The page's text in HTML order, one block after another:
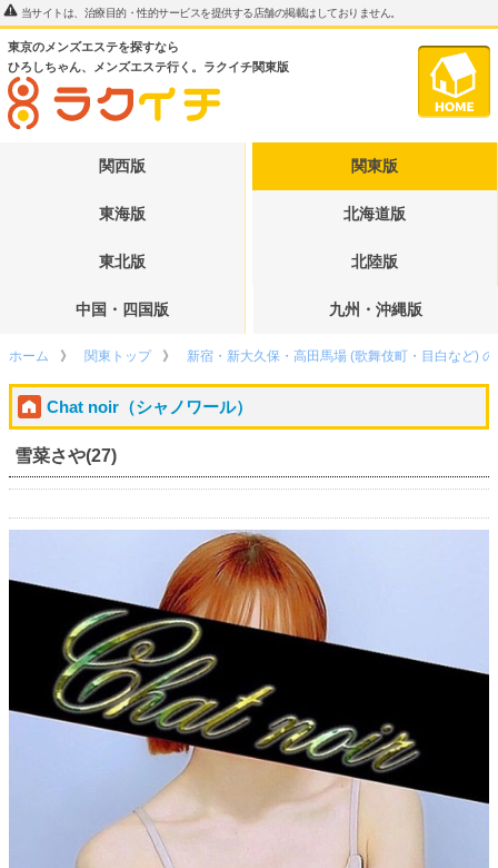
当サイトは、治療目的・性的サービスを提供する店舗の掲載はしておりません。
東京のメンズエステを探すなら
ひろしちゃん、メンズエステ行く。ラクイチ関東版
関西版 関東版
東海版 北海道版
東北版 北陸版
中国・四国版 九州・沖縄版
ホーム 関東トップ 新宿・新大久保・高田馬場 (歌舞伎町・目白など)
Chat noir（シャノワール）
雪菜さや(27)